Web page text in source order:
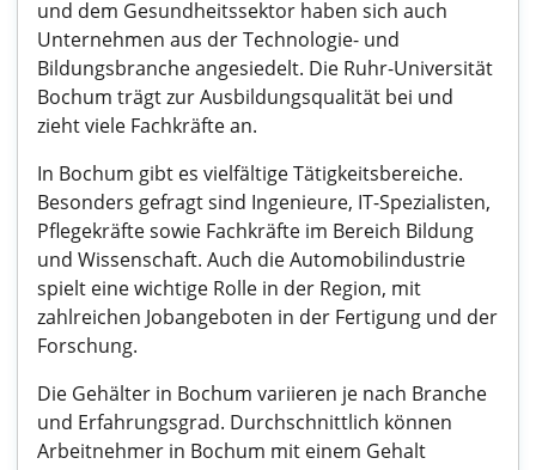
und dem Gesundheitssektor haben sich auch
Unternehmen aus der Technologie- und
Bildungsbranche angesiedelt. Die Ruhr-Universität
Bochum trägt zur Ausbildungsqualität bei und
zieht viele Fachkräfte an.
In Bochum gibt es vielfältige Tätigkeitsbereiche.
Besonders gefragt sind Ingenieure, IT-Spezialisten,
Pflegekräfte sowie Fachkräfte im Bereich Bildung
und Wissenschaft. Auch die Automobilindustrie
spielt eine wichtige Rolle in der Region, mit
zahlreichen Jobangeboten in der Fertigung und der
Forschung.
Die Gehälter in Bochum variieren je nach Branche
und Erfahrungsgrad. Durchschnittlich können
Arbeitnehmer in Bochum mit einem Gehalt